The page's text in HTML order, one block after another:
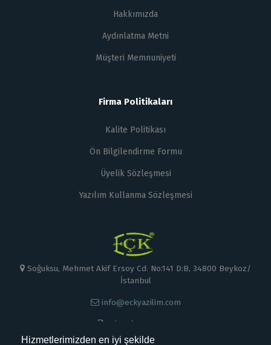
Hizmetlerimizden en iyi şekilde
Hakkımızda
Aydınlatma Metni
Müşteri Memnuniyeti
Firma Politikaları
Kalite Politikası
Ön Bilgilendirme Formu
Üyelik Sözleşmesi
Yazılım Kullanma Sözleşmesi
Soğuksu, Mehmet Akif Ersoy Cd. No:141 D:B, 34800 Beykoz/
İstanbul
info@eckyazilim.com
0 (000) 000 00 00